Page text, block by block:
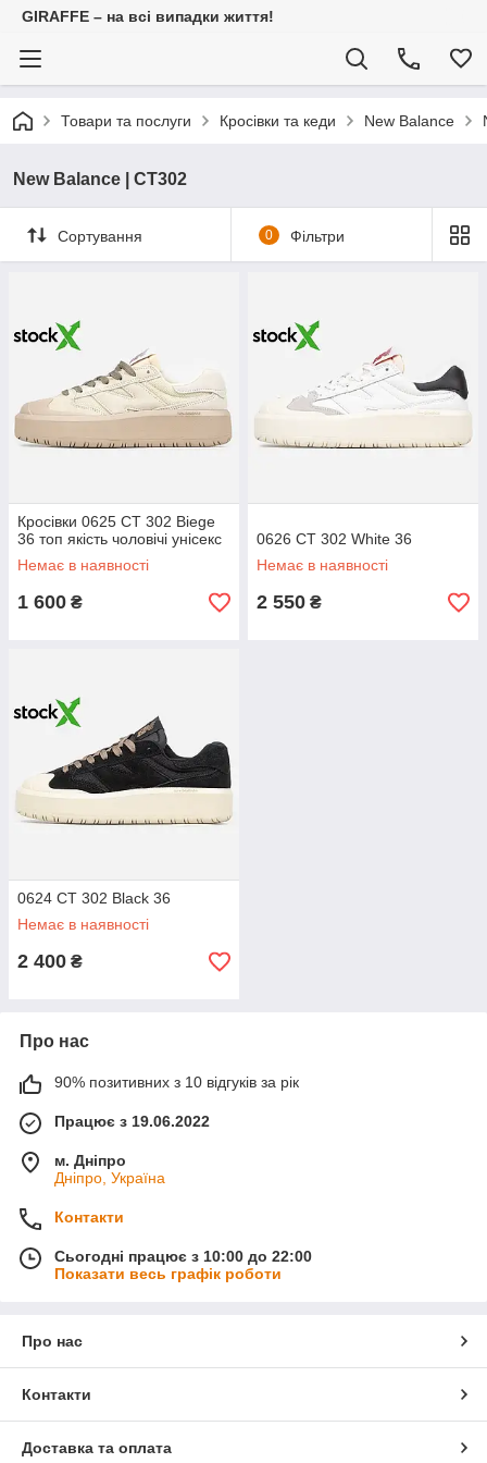
GIRAFFE – на всі випадки життя!
Товари та послуги Кросівки та кеди New Balance
New Balance | CT302
Сортування 0 Фільтри
Кросівки 0625 CT 302 Biege
36 топ якість чоловічі унісекс
Немає в наявності
1 600 ₴
0626 CT 302 White 36
Немає в наявності
2 550 ₴
0624 CT 302 Black 36
Немає в наявності
2 400 ₴
Про нас
90% позитивних з 10 відгуків за рік
Працює з 19.06.2022
м. Дніпро
Дніпро, Україна
Контакти
Сьогодні працює з 10:00 до 22:00
Показати весь графік роботи
Про нас
Контакти
Доставка та оплата